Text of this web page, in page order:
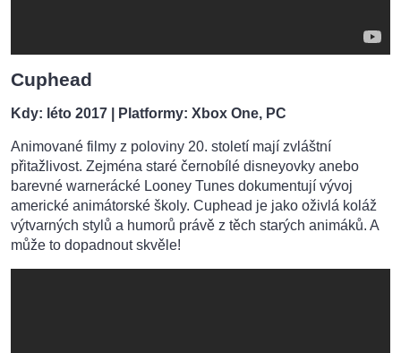
Cuphead
Kdy: léto 2017 | Platformy: Xbox One, PC
Animované filmy z poloviny 20. století mají zvláštní
přitažlivost. Zejména staré černobílé disneyovky anebo
barevné warnerácké Looney Tunes dokumentují vývoj
americké animátorské školy. Cuphead je jako oživlá koláž
výtvarných stylů a humorů právě z těch starých animáků. A
může to dopadnout skvěle!